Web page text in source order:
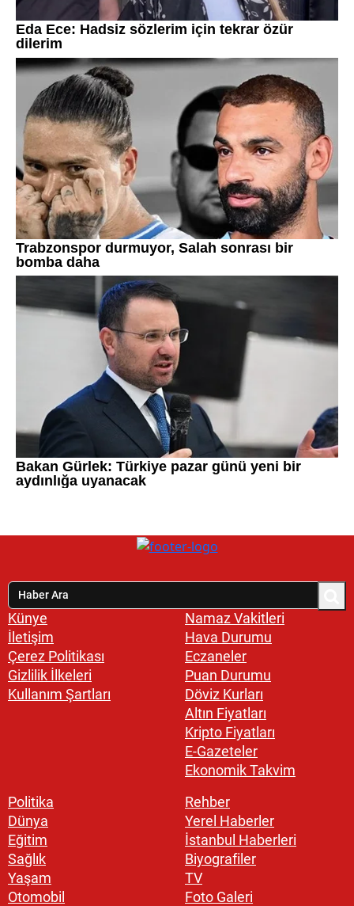
Künye
İletişim
Çerez Politikası
Gizlilik İlkeleri
Kullanım Şartları
Namaz Vakitleri
Hava Durumu
Eczaneler
Puan Durumu
Döviz Kurları
Altın Fiyatları
Kripto Fiyatları
E-Gazeteler
Ekonomik Takvim
Politika
Dünya
Eğitim
Sağlık
Yaşam
Otomobil
Rehber
Yerel Haberler
İstanbul Haberleri
Biyografiler
TV
Foto Galeri